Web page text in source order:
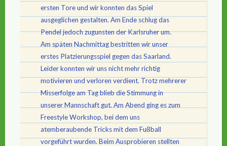
ersten Tore und wir konnten das Spiel
ausgeglichen gestalten. Am Ende schlug das
Pendel jedoch zugunsten der Karlsruher um.
Am späten Nachmittag bestritten wir unser
erstes Platzierungsspiel gegen das Saarland.
Leider konnten wir uns nicht mehr richtig
motivieren und verloren verdient. Trotz mehrerer
Misserfolge am Tag blieb die Stimmung in
unserer Mannschaft gut. Am Abend ging es zum
Freestyle Workshop, bei dem uns
atemberaubende Tricks mit dem Fußball
vorgeführt wurden. Beim Ausprobieren stellten